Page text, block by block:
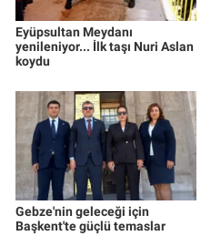
Eyüpsultan Meydanı
yenileniyor... İlk taşı Nuri Aslan
koydu
Gebze'nin geleceği için
Başkent'te güçlü temaslar